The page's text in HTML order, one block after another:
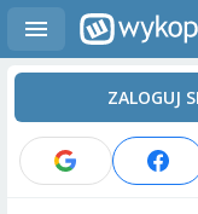
ZALOGUJ